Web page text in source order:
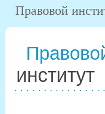
Правовой
институт